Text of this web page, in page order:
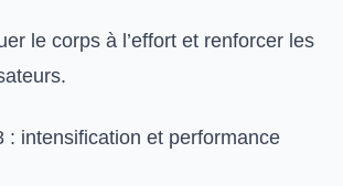
le corps à l’effort et renforcer les
: intensification et performance